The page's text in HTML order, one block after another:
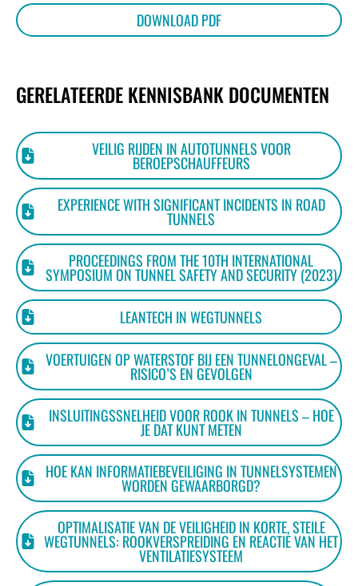
DOWNLOAD PDF
GERELATEERDE KENNISBANK DOCUMENTEN
VEILIG RIJDEN IN AUTOTUNNELS VOOR
BEROEPSCHAUFFEURS
EXPERIENCE WITH SIGNIFICANT INCIDENTS IN ROAD
TUNNELS
PROCEEDINGS FROM THE 10TH INTERNATIONAL
SYMPOSIUM ON TUNNEL SAFETY AND SECURITY (2023)
LEANTECH IN WEGTUNNELS
VOERTUIGEN OP WATERSTOF BIJ EEN TUNNELONGEVAL –
RISICO’S EN GEVOLGEN
INSLUITINGSSNELHEID VOOR ROOK IN TUNNELS – HOE
JE DAT KUNT METEN
HOE KAN INFORMATIEBEVEILIGING IN TUNNELSYSTEMEN
WORDEN GEWAARBORGD?
OPTIMALISATIE VAN DE VEILIGHEID IN KORTE, STEILE
WEGTUNNELS: ROOKVERSPREIDING EN REACTIE VAN HET
VENTILATIESYSTEEM